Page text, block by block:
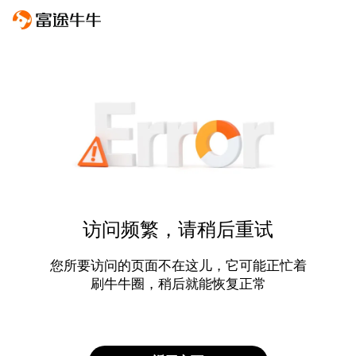
访问频繁，请稍后重试
您所要访问的页面不在这儿，它可能正忙着
刷牛牛圈，稍后就能恢复正常